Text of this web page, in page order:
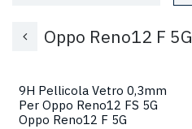
Oppo Reno12 F 5G
9H Pellicola Vetro 0,3mm
Per Oppo Reno12 FS 5G
Oppo Reno12 F 5G